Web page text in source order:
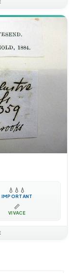
💧 💧 💧
IMPORTANT
📏
VIVACE